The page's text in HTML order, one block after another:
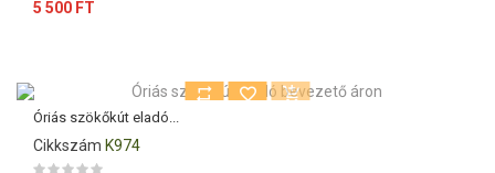
Ár
5 500 FT
Óriás szökőkút eladó...
Cikkszám K974